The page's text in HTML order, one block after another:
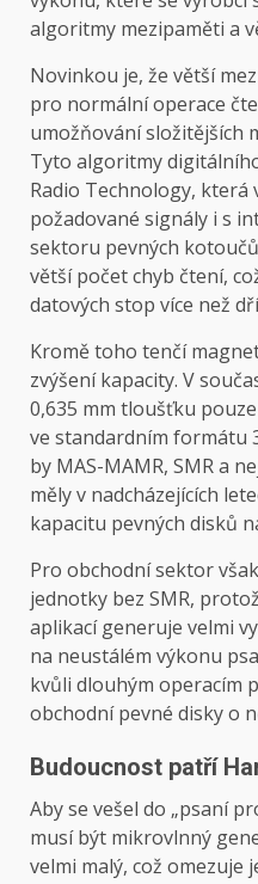
algoritmy mezipaměti a
Novinkou je, že větší
pro normální operace
umožňování složitějších
Tyto algoritmy
Radio Technology,
požadované signály i s
sektoru pevných
větší počet chyb čtení,
datových stop více než
Kromě toho tenčí
zvýšení kapacity. V
0,635 mm tloušťku
ve standardním formátu
by MAS-MAMR, SMR a
měly v nadcházejících
kapacitu pevných disků
Pro obchodní sektor
jednotky bez SMR,
aplikací generuje velmi
na neustálém výkonu
kvůli dlouhým operacím
obchodní pevné disky o
Budoucnost patří
Aby se vešel do „psaní
musí být mikrovlnný
velmi malý, což omezuje